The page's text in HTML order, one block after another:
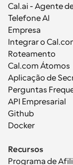
Cal.ai - Agente
Telefone AI
Empresa
Integrar o
Roteamento
Cal.com Átomos
Aplicação de
Perguntas
API Empresarial
Github
Docker
Recursos
Programa de